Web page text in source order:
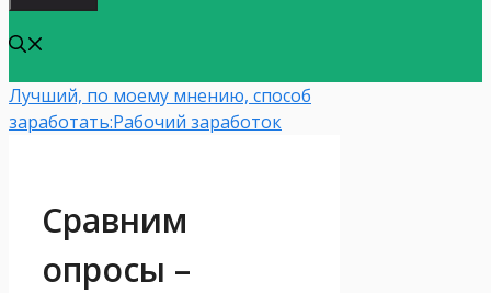
Лучший, по моему мнению, способ
заработать:Рабочий заработок
Сравним
опросы –